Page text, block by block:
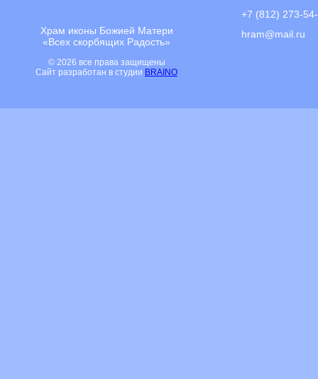
Храм иконы Божией Матери
«Всех скорбящих Радость»
© 2026 все права защищены
Сайт разработан в студии BRAINO
+7 (812) 273-
hram@mail.ru